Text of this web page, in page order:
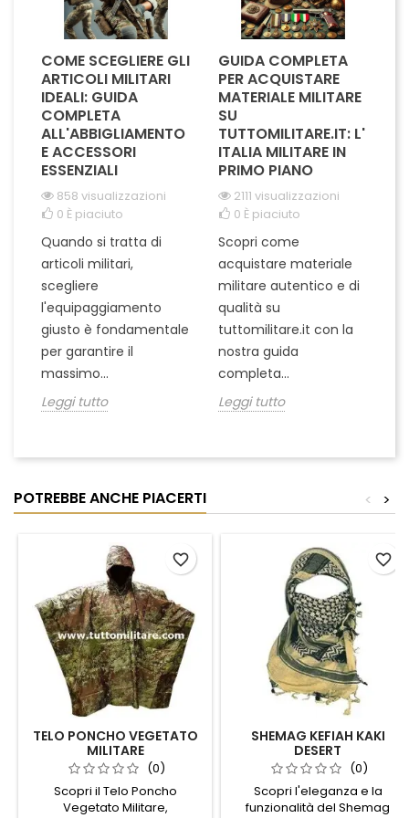
COME SCEGLIERE GLI
ARTICOLI MILITARI
IDEALI: GUIDA
COMPLETA
ALL'ABBIGLIAMENTO
E ACCESSORI
ESSENZIALI
858 visualizzazioni
0 È piaciuto
Quando si tratta di
articoli militari,
scegliere
l'equipaggiamento
giusto è fondamentale
per garantire il
massimo...
Leggi tutto
GUIDA COMPLETA
PER ACQUISTARE
MATERIALE MILITARE
SU
TUTTOMILITARE.IT: L'
ITALIA MILITARE IN
PRIMO PIANO
2111 visualizzazioni
0 È piaciuto
Scopri come
acquistare materiale
militare autentico e di
qualità su
tuttomilitare.it con la
nostra guida
completa...
Leggi tutto
POTREBBE ANCHE PIACERTI >
<
TELO PONCHO VEGETATO
MILITARE
(0)
Scopri il Telo Poncho
Vegetato Militare,
favorite_border
SHEMAG KEFIAH KAKI
DESERT
(0)
Scopri l'eleganza e la
funzionalità del Shemag
favorite_border